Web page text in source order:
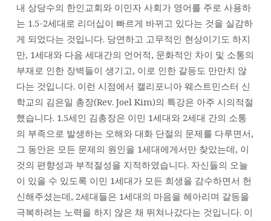
내 상당수의 한인교회와 이민자 사회가 영어를 주로 사용하
는 1.5-2세대로 리더십이 빠르게 바뀌고 있다는 것을 실감하
게 되었다는 것입니다. 당연하고 고무적인 현상이기도 하지
만, 1세대와 다음 세대간의 언어적, 문화적인 차이 및 소통의
부재로 인한 장벽들이 생기고, 이로 인한 갈등도 만만치 않
다는 것입니다. 이런 시점에서 캘리포니아 웨스트민스터 신
학교의 김은일 총장(Rev. Joel Kim)의 특강은 아주 시의적절
했습니다. 1.5세인 김총장은 이민 1세대와 2세대 간의 소통
의 부족으로 발생하는 오해와 대화 단절의 문제를 다루면서,
그 동안은 모든 문제의 원인을 1세대에게서만 찾았는데, 이
것의 편향성과 부적절성을 지적하였습니다. 자신들의 오늘
이 있을 수 있도록 이민 1세대가 모든 희생을 감수하면서 헌
신해주셨는데, 2세대들은 1세대의 마음을 헤아리며 갈등을
극복하려는 노력을 하지 않은 채 뛰쳐나갔다는 것입니다. 이